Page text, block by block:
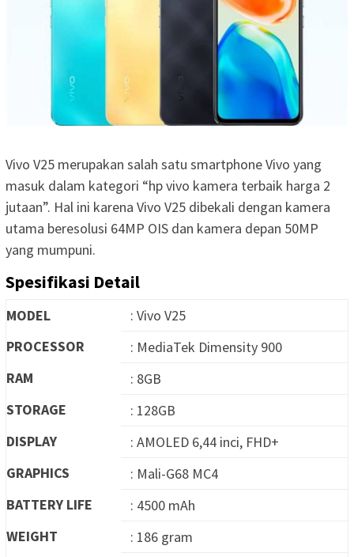
Vivo V25 merupakan salah satu smartphone Vivo yang
masuk dalam kategori “hp vivo kamera terbaik harga 2
jutaan”. Hal ini karena Vivo V25 dibekali dengan kamera
utama beresolusi 64MP OIS dan kamera depan 50MP
yang mumpuni.
Spesifikasi Detail
MODEL
: Vivo V25
PROCESSOR
: MediaTek Dimensity 900
RAM
: 8GB
STORAGE
: 128GB
DISPLAY
: AMOLED 6,44 inci, FHD+
GRAPHICS
: Mali-G68 MC4
BATTERY LIFE
: 4500 mAh
WEIGHT
: 186 gram